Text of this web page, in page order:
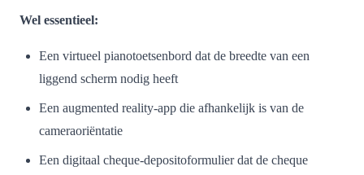
Wel essentieel:
Een virtueel pianotoetsenbord dat de breedte van een
liggend scherm nodig heeft
Een augmented reality-app die afhankelijk is van de
cameraoriëntatie
Een digitaal cheque-depositoformulier dat de cheque